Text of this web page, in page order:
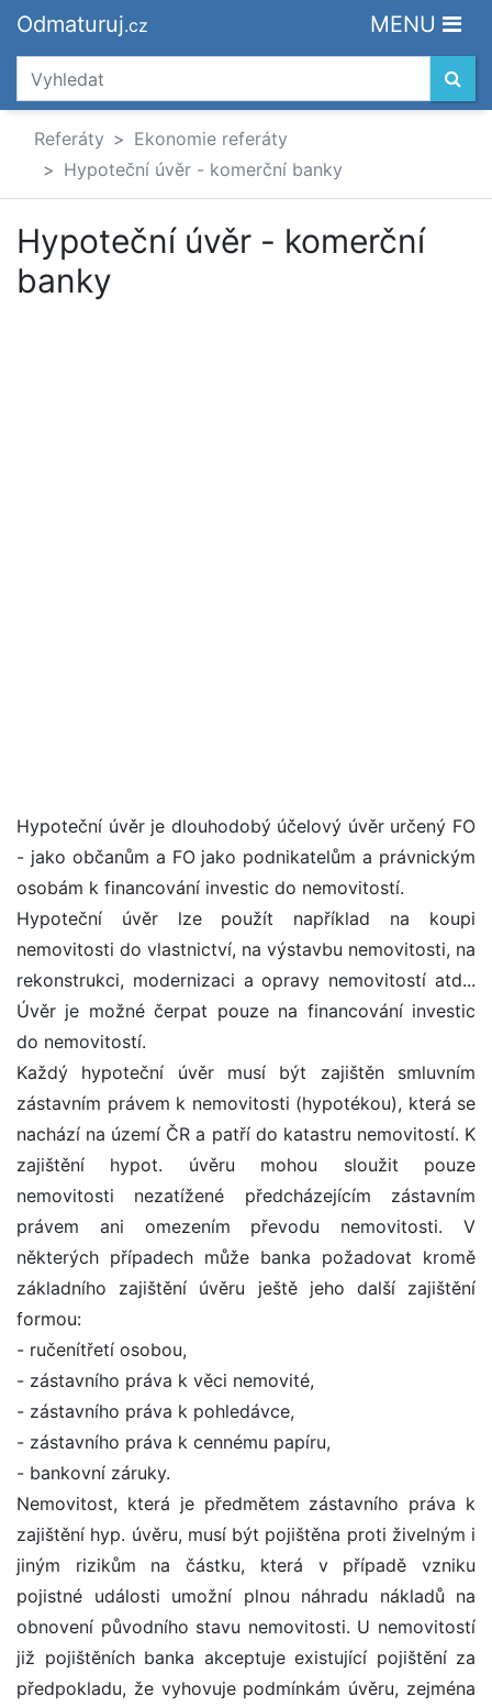
Odmaturuj.cz MENU
Referáty
Ekonomie referáty
Hypoteční úvěr - komerční banky
Hypoteční úvěr - komerční
banky
Hypoteční úvěr je dlouhodobý účelový úvěr určený FO
- jako občanům a FO jako podnikatelům a právnickým
osobám k financování investic do nemovitostí.
Hypoteční úvěr lze použít například na koupi
nemovitosti do vlastnictví, na výstavbu nemovitosti, na
rekonstrukci, modernizaci a opravy nemovitostí atd...
Úvěr je možné čerpat pouze na financování investic
do nemovitostí.
Každý hypoteční úvěr musí být zajištěn smluvním
zástavním právem k nemovitosti (hypotékou), která se
nachází na území ČR a patří do katastru nemovitostí. K
zajištění hypot. úvěru mohou sloužit pouze
nemovitosti nezatížené předcházejícím zástavním
právem ani omezením převodu nemovitosti. V
některých případech může banka požadovat kromě
základního zajištění úvěru ještě jeho další zajištění
formou:
- ručenítřetí osobou,
- zástavního práva k věci nemovité,
- zástavního práva k pohledávce,
- zástavního práva k cennému papíru,
- bankovní záruky.
Nemovitost, která je předmětem zástavního práva k
zajištění hyp. úvěru, musí být pojištěna proti živelným i
jiným rizikům na částku, která v případě vzniku
pojistné události umožní plnou náhradu nákladů na
obnovení původního stavu nemovitosti. U nemovitostí
již pojištěních banka akceptuje existující pojištění za
předpokladu, že vyhovuje podmínkám úvěru, zejména